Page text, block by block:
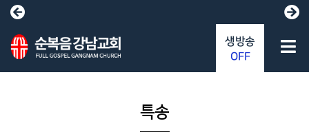
특송
생방송
OFF